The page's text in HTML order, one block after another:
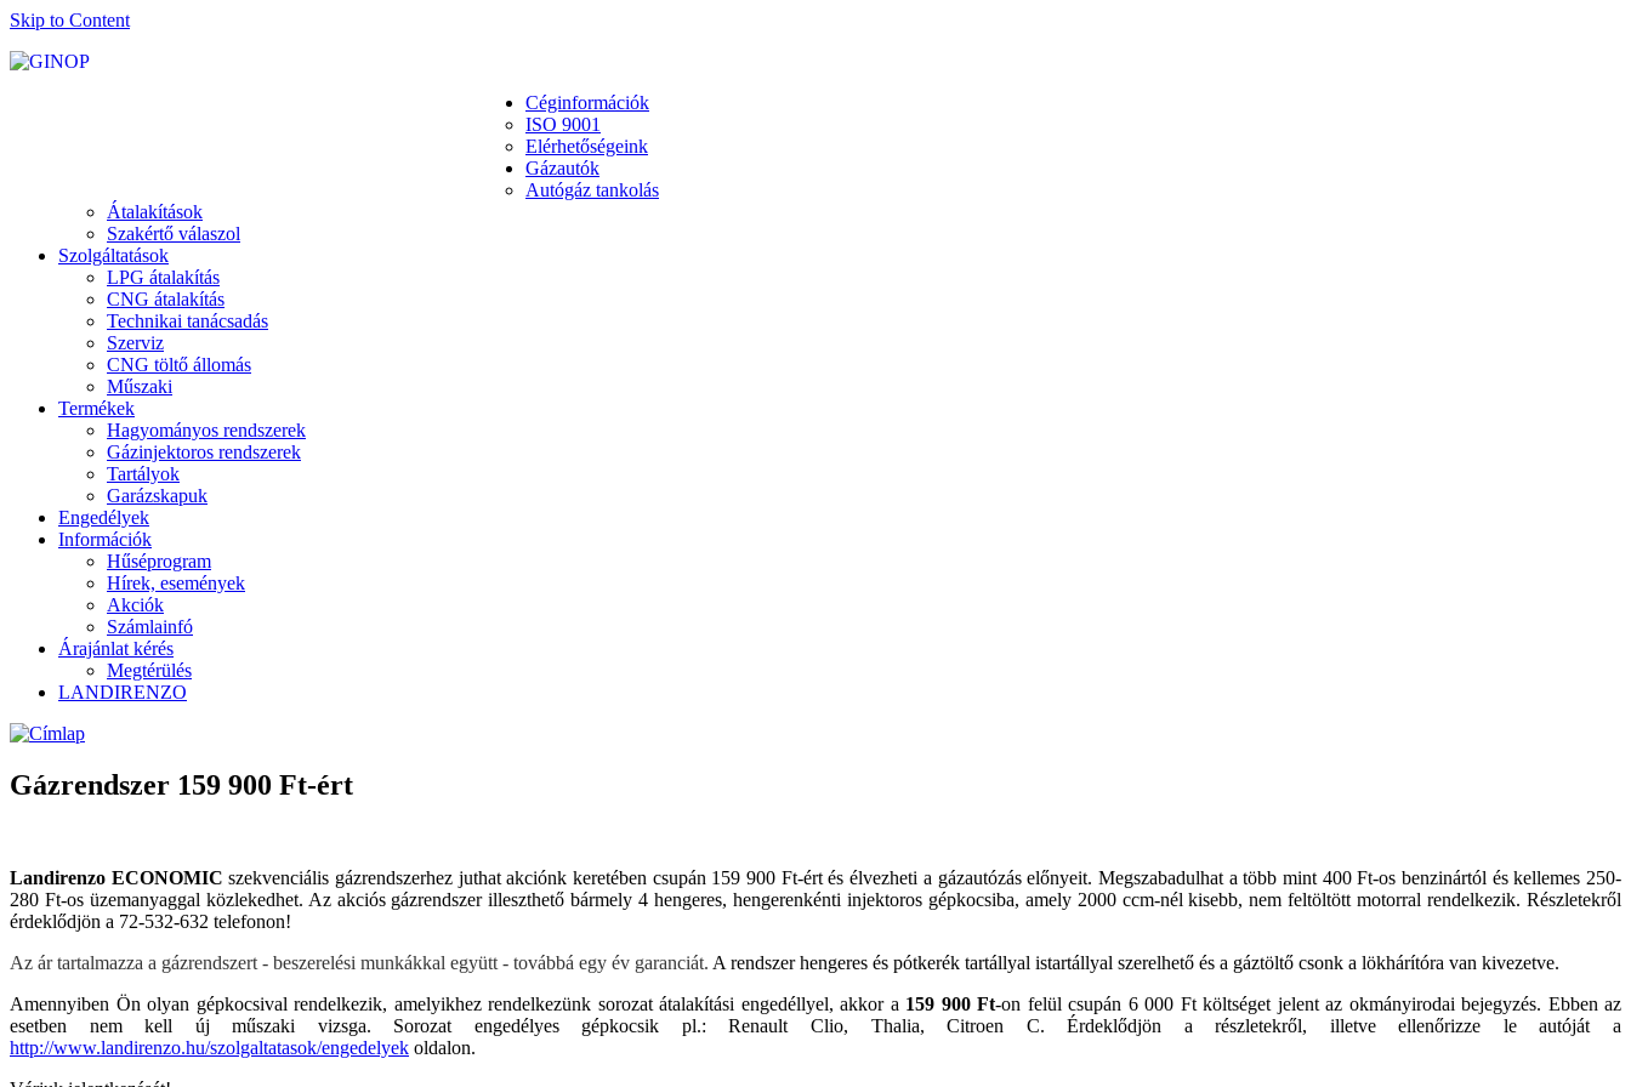
Skip to Content
Céginformációk
ISO 9001
Elérhetőségeink
Gázautók
Autógáz tankolás
Átalakítások
Szakértő válaszol
Szolgáltatások
LPG átalakítás
CNG átalakítás
Technikai tanácsadás
Szerviz
CNG töltő állomás
Műszaki
Termékek
Hagyományos rendszerek
Gázinjektoros rendszerek
Tartályok
Garázskapuk
Engedélyek
Információk
Hűséprogram
Hírek, események
Akciók
Számlainfó
Árajánlat kérés
Megtérülés
LANDIRENZO
Gázrendszer 159 900 Ft-ért
Landirenzo ECONOMIC szekvenciális gázrendszerhez juthat akciónk keretében csupán 159 900 Ft-ért és élvezheti a gázautózás előnyeit. Megszabadulhat a több mint 400 Ft-os benzinártól és kellemes 250-
280 Ft-os üzemanyaggal közlekedhet. Az akciós gázrendszer illeszthető bármely 4 hengeres, hengerenkénti injektoros gépkocsiba, amely 2000 ccm-nél kisebb, nem feltöltött motorral rendelkezik. Részletekről
érdeklődjön a 72-532-632 telefonon!
Az ár tartalmazza a gázrendszert - beszerelési munkákkal együtt - továbbá egy év garanciát. A rendszer hengeres és pótkerék tartállyal istartállyal szerelhető és a gáztöltő csonk a lökhárítóra van kivezetve.
Amennyiben Ön olyan gépkocsival rendelkezik, amelyikhez rendelkezünk sorozat átalakítási engedéllyel, akkor a 159 900 Ft-on felül csupán 6 000 Ft költséget jelent az okmányirodai bejegyzés. Ebben az
esetben nem kell új műszaki vizsga. Sorozat engedélyes gépkocsik pl.: Renault Clio, Thalia, Citroen C. Érdeklődjön a részletekről, illetve ellenőrizze le autóját a
http://www.landirenzo.hu/szolgaltatasok/engedelyek oldalon.